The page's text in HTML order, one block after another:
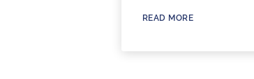
READ MORE